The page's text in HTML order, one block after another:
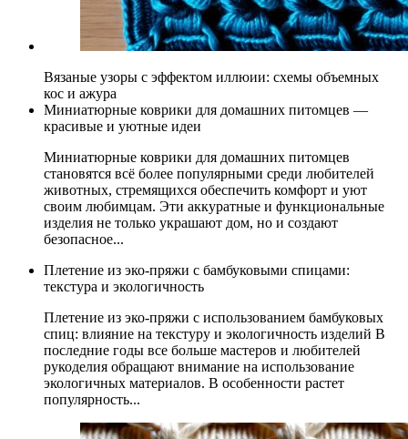
Вязаные узоры с эффектом иллюии: схемы объемных
кос и ажура
Миниатюрные коврики для домашних питомцев —
красивые и уютные идеи
Миниатюрные коврики для домашних питомцев
становятся всё более популярными среди любителей
животных, стремящихся обеспечить комфорт и уют
своим любимцам. Эти аккуратные и функциональные
изделия не только украшают дом, но и создают
безопасное...
Плетение из эко-пряжи с бамбуковыми спицами:
текстура и экологичность
Плетение из эко-пряжи с использованием бамбуковых
спиц: влияние на текстуру и экологичность изделий В
последние годы все больше мастеров и любителей
рукоделия обращают внимание на использование
экологичных материалов. В особенности растет
популярность...